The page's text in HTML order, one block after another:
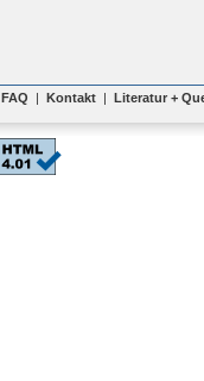
FAQ | Kontakt | Literatur +